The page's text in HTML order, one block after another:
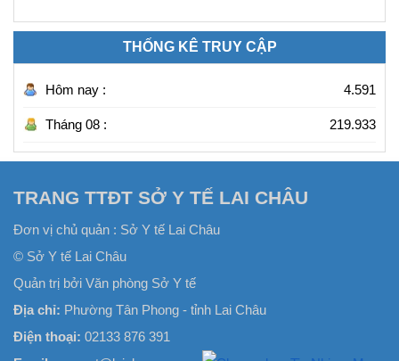
THỐNG KÊ TRUY CẬP
Hôm nay : 4.591
Tháng 08 : 219.933
TRANG TTĐT SỞ Y TẾ LAI CHÂU
Đơn vị chủ quản : Sở Y tế Lai Châu
© Sở Y tế Lai Châu
Quản trị bởi Văn phòng Sở Y tế
Địa chỉ: Phường Tân Phong - tỉnh Lai Châu
Điện thoại: 02133 876 391